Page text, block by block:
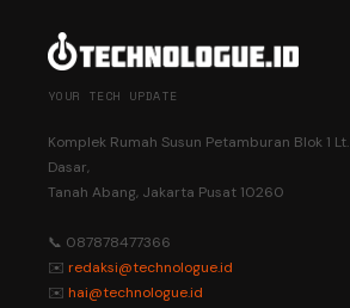
YOUR TECH UPDATE
Komplek Rumah Susun Petamburan Blok 1 Lt.
Dasar,
Tanah Abang, Jakarta Pusat 10260
📞 087878477366
✉️ redaksi@technologue.id
✉️ hai@technologue.id